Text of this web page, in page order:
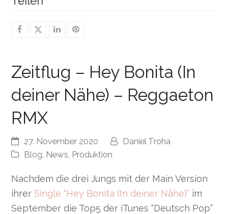
Zeitflug – Hey Bonita (In
deiner Nähe) – Reggaeton
RMX
27. November 2020
Daniel Troha
Blog News Produktion
Nachdem die drei Jungs mit der Main Version
ihrerSingle “Hey Bonita (In deiner Nähe)” im
September die Top5 der iTunes “Deutsch Pop”